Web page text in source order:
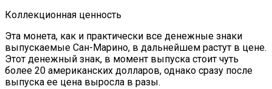
Коллекционная ценность
Эта монета, как и практически все денежные знаки
выпускаемые Сан-Марино, в дальнейшем растут в цене.
Этот денежный знак, в момент выпуска стоит чуть
более 20 американских долларов, однако сразу после
выпуска ее цена выросла в разы.